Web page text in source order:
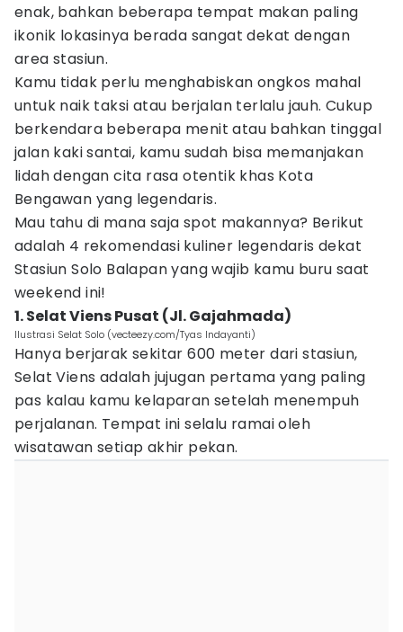
enak, bahkan beberapa tempat makan paling
ikonik lokasinya berada sangat dekat dengan
area stasiun.
Kamu tidak perlu menghabiskan ongkos mahal
untuk naik taksi atau berjalan terlalu jauh. Cukup
berkendara beberapa menit atau bahkan tinggal
jalan kaki santai, kamu sudah bisa memanjakan
lidah dengan cita rasa otentik khas Kota
Bengawan yang legendaris.
Mau tahu di mana saja spot makannya? Berikut
adalah 4 rekomendasi kuliner legendaris dekat
Stasiun Solo Balapan yang wajib kamu buru saat
weekend ini!
1. Selat Viens Pusat (Jl. Gajahmada)
Ilustrasi Selat Solo (vecteezy.com/Tyas Indayanti)
Hanya berjarak sekitar 600 meter dari stasiun,
Selat Viens adalah jujugan pertama yang paling
pas kalau kamu kelaparan setelah menempuh
perjalanan. Tempat ini selalu ramai oleh
wisatawan setiap akhir pekan.